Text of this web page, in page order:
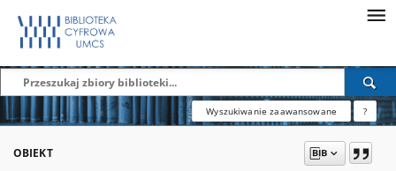
Wyszukiwanie zaawansowane ?
OBIEKT